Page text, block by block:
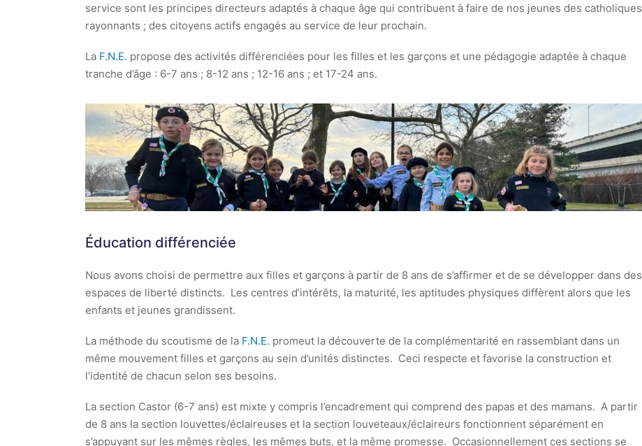
service sont les principes directeurs adaptés à chaque âge qui contribuent à faire de nos jeunes des catholiques
rayonnants ; des citoyens actifs engagés au service de leur prochain.
La F.N.E. propose des activités différenciées pour les filles et les garçons et une pédagogie adaptée à chaque
tranche d’âge : 6-7 ans ; 8-12 ans ; 12-16 ans ; et 17-24 ans.
Éducation différenciée
Nous avons choisi de permettre aux filles et garçons à partir de 8 ans de s’affirmer et de se développer dans des
espaces de liberté distincts. Les centres d’intérêts, la maturité, les aptitudes physiques diffèrent alors que les
enfants et jeunes grandissent.
La méthode du scoutisme de la F.N.E. promeut la découverte de la complémentarité en rassemblant dans un
même mouvement filles et garçons au sein d’unités distinctes. Ceci respecte et favorise la construction et
l’identité de chacun selon ses besoins.
La section Castor (6-7 ans) est mixte y compris l’encadrement qui comprend des papas et des mamans. A partir
de 8 ans la section louvettes/éclaireuses et la section louveteaux/éclaireurs fonctionnent séparément en
s’appuyant sur les mêmes règles, les mêmes buts, et la même promesse. Occasionnellement ces sections se